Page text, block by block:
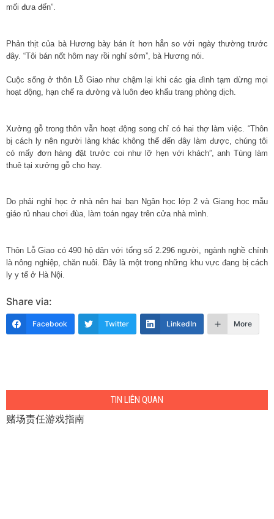
mối đưa đến”.
Phản thịt của bà Hương bày bán ít hơn hẳn so với ngày thường trước
đây. “Tôi bán nốt hôm nay rồi nghỉ sớm”, bà Hương nói.
Cuộc sống ở thôn Lỗ Giao như chậm lại khi các gia đình tạm dừng mọi
hoạt động, hạn chế ra đường và luôn đeo khẩu trang phòng dịch.
Xưởng gỗ trong thôn vẫn hoạt động song chỉ có hai thợ làm việc. “Thôn
bị cách ly nên người làng khác không thể đến đây làm được, chúng tôi
có mấy đơn hàng đặt trước coi như lỡ hẹn với khách”, anh Tùng làm
thuê tại xưởng gỗ cho hay.
Do phải nghỉ học ở nhà nên hai bạn Ngân học lớp 2 và Giang học mẫu
giáo rủ nhau chơi đùa, làm toán ngay trên cửa nhà mình.
Thôn Lỗ Giao có 490 hộ dân với tổng số 2.296 người, ngành nghề chính
là nông nghiệp, chăn nuôi. Đây là một trong những khu vực đang bị cách
ly y tế ở Hà Nội.
Share via:
Facebook Twitter LinkedIn More
TIN LIÊN QUAN
赌场责任游戏指南